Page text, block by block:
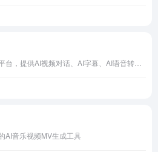
AI音乐视频MV生成工具